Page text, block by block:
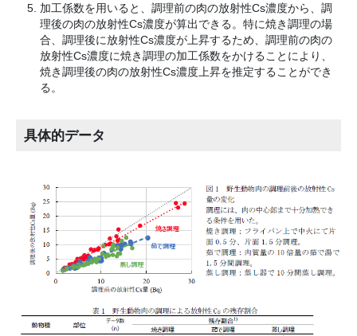
加工係数を用いると、調理前の肉の放射性Cs濃度から、調
理後の肉の放射性Cs濃度が算出できる。特に焼き調理の場
合、調理後に放射性Cs濃度が上昇するため、調理前の肉の
放射性Cs濃度に焼き調理の加工係数をかけることにより、
焼き調理後の肉の放射性Cs濃度上昇を推定することができ
る。
具体的データ